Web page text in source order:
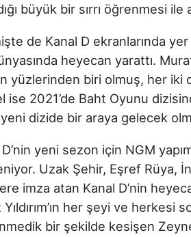
büyük bir sırrı öğrenmesi
de Kanal D ekranlarında yer
heyecan yarattı. Murat
yüzlerinden biri olmuş, her
ise 2021’de Baht Oyunu
dizide bir araya gelecek
yeni sezon için NGM
Uzak Şehir, Eşref Rüya,
imza atan Kanal D’nin
her şeyi ve
bir şekilde kesişen